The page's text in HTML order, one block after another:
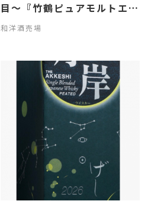
目〜『竹鶴ピュアモルトエッ
センシャルズ2026』抽選販
和洋酒売場